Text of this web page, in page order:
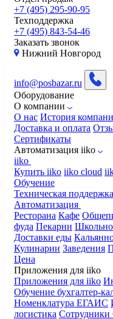
+7 (495) 295-90-95
Техподдержка
+7 (495) 843-54-46
Заказать звонок
Нижний Новгород
info@posbazar.ru
Оборудование
О компании
О нас История
Доставка и оплата
Сертификаты
Автоматизация iiko
iiko
Купить iiko iiko cloud
Обучение
Техническая поддержка
Автоматизация
Ресторана Кафе
фуда Пекарни
Доставки еды
Кулинарии Заведения
Цена
Приложения для iiko
Приложения для iiko
Обучение бухгалтер-
Номенклатура ЕГАИС
логистика Сотрудники